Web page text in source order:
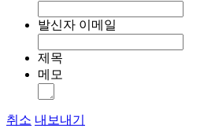
발신자 이메일
제목
메모
취소 내보내기